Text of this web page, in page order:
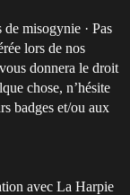
misogynie · Pas
lors de nos
donnera le droit
chose, n’hésite
badges et/ou aux
avec La Harpie